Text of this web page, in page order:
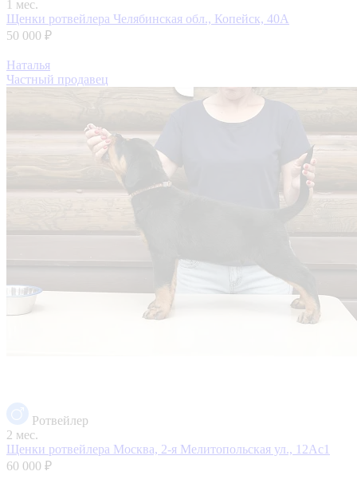
1 мес.
Щенки ротвейлера Челябинская обл., Копейск, 40А
50 000 ₽
Наталья
Частный продавец
Ротвейлер
2 мес.
Щенки ротвейлера Москва, 2-я Мелитопольская ул., 12Ас1
60 000 ₽